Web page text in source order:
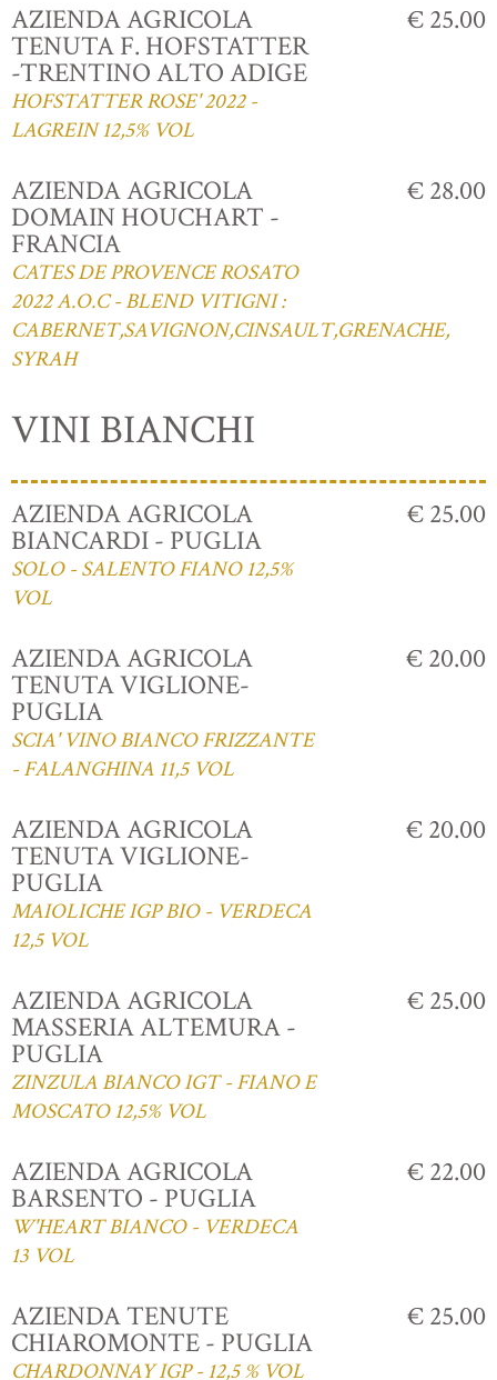
AZIENDA AGRICOLA
TENUTA F. HOFSTATTER
-TRENTINO ALTO ADIGE
HOFSTATTER ROSE' 2022 -
LAGREIN 12,5% VOL
€ 25.00
AZIENDA AGRICOLA
DOMAIN HOUCHART -
FRANCIA
CATES DE PROVENCE ROSATO
2022 A.O.C - BLEND VITIGNI :
CABERNET,SAVIGNON,CINSAULT,GRENACHE,
SYRAH
€ 28.00
VINI BIANCHI
AZIENDA AGRICOLA
BIANCARDI - PUGLIA
SOLO - SALENTO FIANO 12,5%
VOL
€ 25.00
AZIENDA AGRICOLA
TENUTA VIGLIONE-
PUGLIA
SCIA' VINO BIANCO FRIZZANTE
- FALANGHINA 11,5 VOL
€ 20.00
AZIENDA AGRICOLA
TENUTA VIGLIONE-
PUGLIA
MAIOLICHE IGP BIO - VERDECA
12,5 VOL
€ 20.00
AZIENDA AGRICOLA
MASSERIA ALTEMURA -
PUGLIA
ZINZULA BIANCO IGT - FIANO E
MOSCATO 12,5% VOL
€ 25.00
AZIENDA AGRICOLA
BARSENTO - PUGLIA
W'HEART BIANCO - VERDECA
13 VOL
€ 22.00
AZIENDA TENUTE
CHIAROMONTE - PUGLIA
CHARDONNAY IGP - 12,5 % VOL
€ 25.00